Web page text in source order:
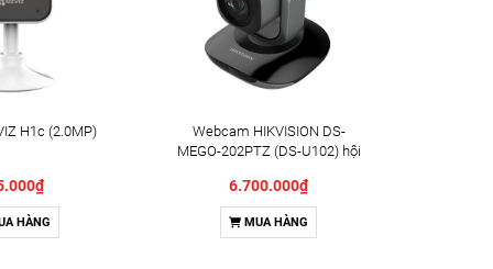
H1c (2.0MP)
HÀNG
Webcam HIKVISION DS-
MEGO-202PTZ (DS-U102) hội
6.700.000₫
MUA HÀNG